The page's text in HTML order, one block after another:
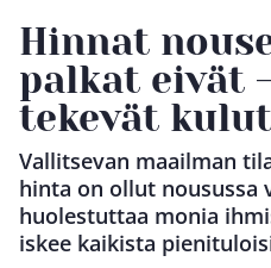
Hinnat
palkat eivät
tekevät
Vallitsevan maailman
hinta on ollut nousussa
huolestuttaa monia
iskee kaikista